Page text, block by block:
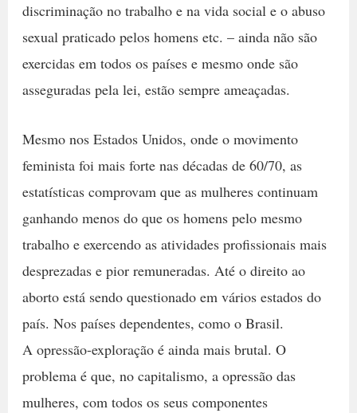
discriminação no trabalho e na vida social e o abuso
sexual praticado pelos homens etc. – ainda não são
exercidas em todos os países e mesmo onde são
asseguradas pela lei, estão sempre ameaçadas.
Mesmo nos Estados Unidos, onde o movimento
feminista foi mais forte nas décadas de 60/70, as
estatísticas comprovam que as mulheres continuam
ganhando menos do que os homens pelo mesmo
trabalho e exercendo as atividades profissionais mais
desprezadas e pior remuneradas. Até o direito ao
aborto está sendo questionado em vários estados do
país. Nos países dependentes, como o Brasil.
A opressão-exploração é ainda mais brutal. O
problema é que, no capitalismo, a opressão das
mulheres, com todos os seus componentes